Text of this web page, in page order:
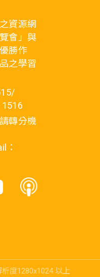
資源網
會」與
勝作
之學習
轉分機
：
度1280x1024 以上